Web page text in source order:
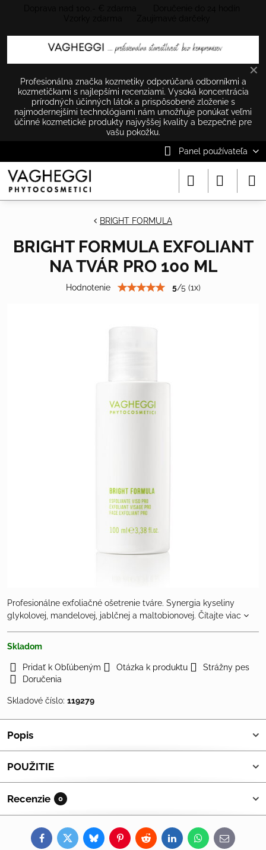
✕
Profesionálna značka kozmetiky odporúčaná odborníkmi a
kozmetičkami s najlepšími recenziami. Vysoká koncentrácia
prírodných účinných látok a prispôsobené zloženie s
najmodernejšími technológiami nám umožňuje ponúkať veľmi
účinné kozmetické produkty najvyššej kvality a bezpečné pre
vašu pokožku.
Panel používateľa
BRIGHT FORMULA
BRIGHT FORMULA EXFOLIANT
NA TVÁR PRO 100 ML
Hodnotenie 5/5 (1x)
Profesionálne exfoliačné ošetrenie tváre. Synergia kyseliny
glykolovej, mandelovej, jablčnej a maltobionovej. Čítajte viac
Skladom
Pridať k Obľúbeným Otázka k produktu
Strážny pes
Doručenia
Skladové číslo: 119279
Popis
POUŽITIE
Recenzie 0
FacebookTwitterBlueskyPinterestRedditLinkedInWhatsApp
E-